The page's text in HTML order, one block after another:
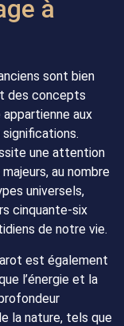
à
sont bien
des concepts
aux
significations.
une attention
au nombre
universels,
cinquante-six
de notre vie.
est également
l’énergie et la
la nature, tels que